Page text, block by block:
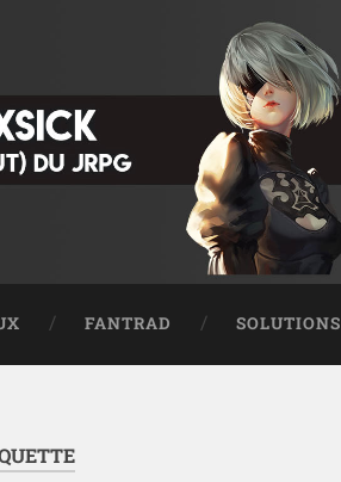
FANTRAD SOLUTIONS